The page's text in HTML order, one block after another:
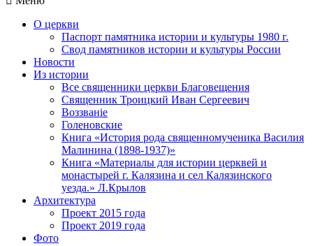
О церкви
Паспорт памятника истории и культуры 1980 г.
Свод памятников истории и культуры России
Новости
Из истории
Все священники церкви Благовещения
Священник Троицкий Иван Сергеевич
Воззванiе
Голеновские
Книга «История рода священномученика Василия
Малинина (1898-1937)»
Книга «Материалы для истории церквей и
монастырей г. Калязина и сел Калязинского
уезда.» Л.Крылов
Архитектура
Проект 2015 года
Проект 2019 года
Фото